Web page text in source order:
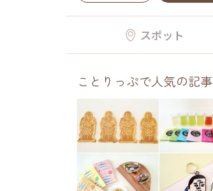
スポット
ことりっぷで人気の記事